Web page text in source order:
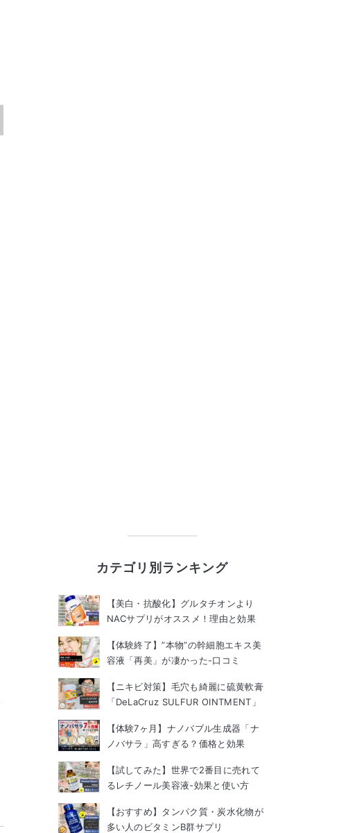
カテゴリ別ランキング
【美白・抗酸化】グルタチオンより
NACサプリがオススメ！理由と効果
【体験終了】”本物”の幹細胞エキス美
容液「再美」が凄かった-口コミ
【ニキビ対策】毛穴も綺麗に硫黄軟膏
「DeLaCruz SULFUR OINTMENT」
【体験7ヶ月】ナノバブル生成器「ナ
ノバサラ」高すぎる？価格と効果
【試してみた】世界で2番目に売れて
るレチノール美容液-効果と使い方
【おすすめ】タンパク質・炭水化物が
多い人のビタミンB群サプリ